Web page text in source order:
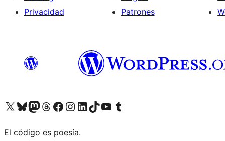
Privacidad
Patrones
Visita nuestra cuenta de X (anteriormente Twitter)
Visita nuestra cuenta de Bluesky
Visita nuestra cuenta de Mastodon
Visita nuestra cuenta de Threads
Visita nuestra página de Facebook
Visita nuestra cuenta de Instagram
Visita nuestra cuenta de LinkedIn
Visita nuestra cuenta de TikTok
Visita nuestro canal de YouTube
Visita nuestra cuenta de Tumblr
El código es poesía.